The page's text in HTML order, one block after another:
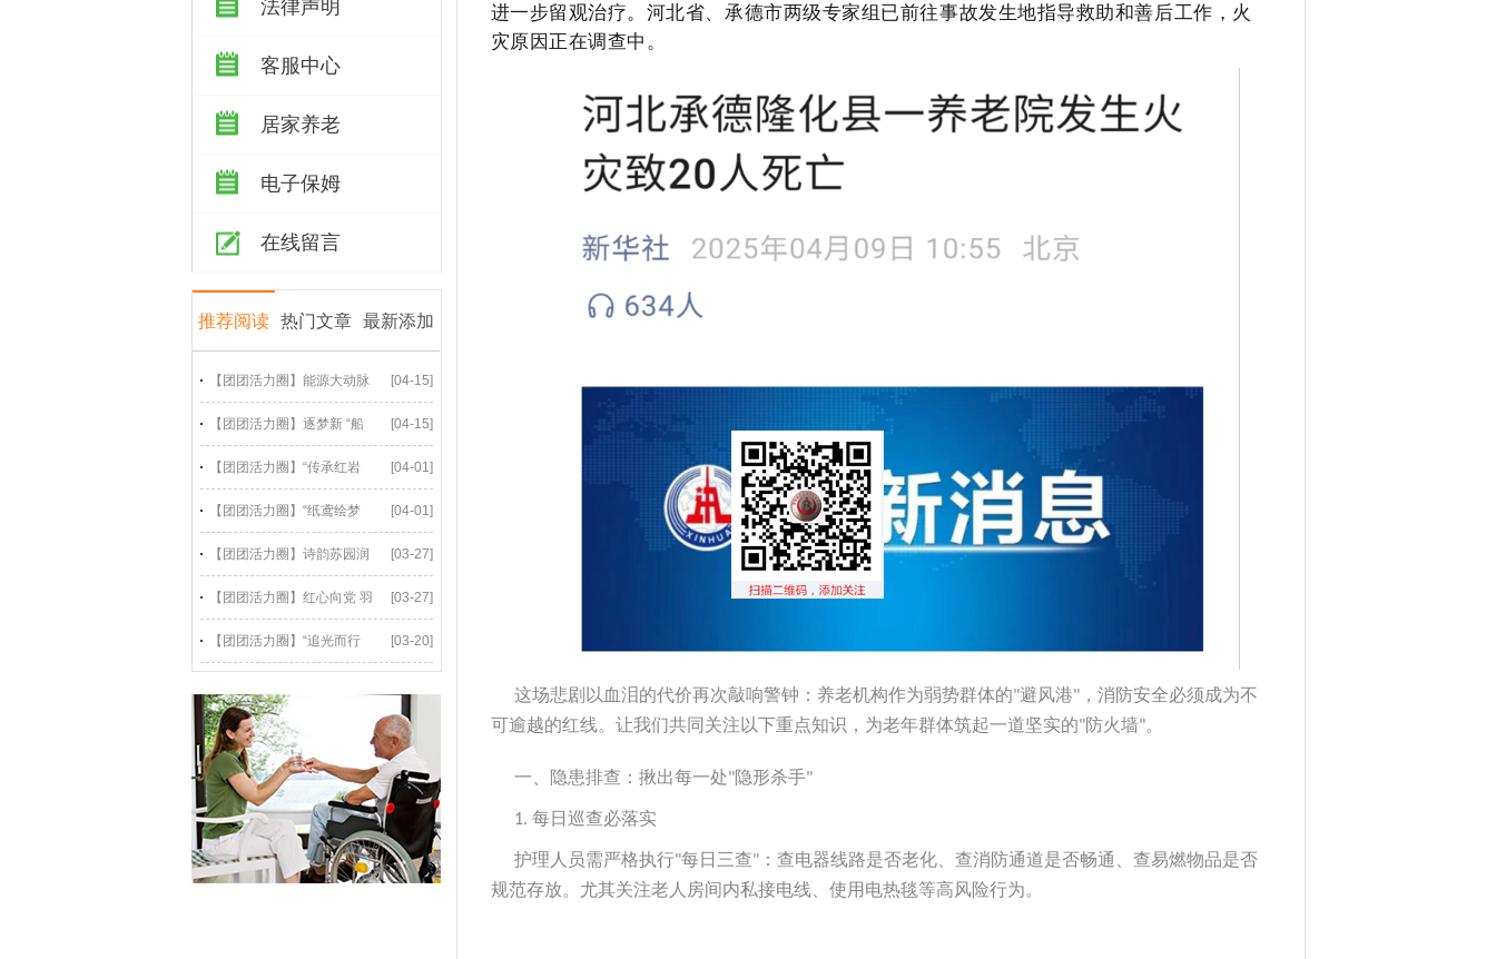
法律声明
客服中心
居家养老
电子保姆
在线留言
推荐阅读 热门文章 最新添加
[04-15]
【团团活力圈】能源大动脉
[04-15]
【团团活力圈】逐梦新 “船
[04-01]
【团团活力圈】“传承红岩
[04-01]
【团团活力圈】“纸鸢绘梦
[03-27]
【团团活力圈】诗韵苏园润
[03-27]
【团团活力圈】红心向党 羽
[03-20]
【团团活力圈】“追光而行
进一步留观治疗。河北省、承德市两级专家组已前往事故发生地指导救助和善后工作，火
灾原因正在调查中。
这场悲剧以血泪的代价再次敲响警钟：养老机构作为弱势群体的"避风港"，消防安全必须成为不
可逾越的红线。让我们共同关注以下重点知识，为老年群体筑起一道坚实的"防火墙"。
一、隐患排查：揪出每一处"隐形杀手"
1. 每日巡查必落实
护理人员需严格执行"每日三查"：查电器线路是否老化、查消防通道是否畅通、查易燃物品是否
规范存放。尤其关注老人房间内私接电线、使用电热毯等高风险行为。